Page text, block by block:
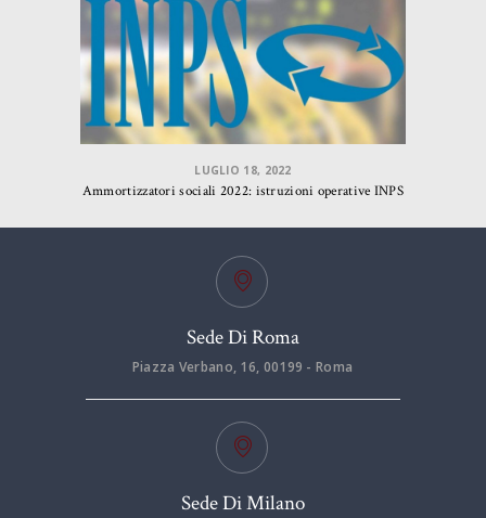
LUGLIO 18, 2022
Ammortizzatori sociali 2022: istruzioni operative INPS
Sede Di Roma
Piazza Verbano, 16, 00199 - Roma
Sede Di Milano